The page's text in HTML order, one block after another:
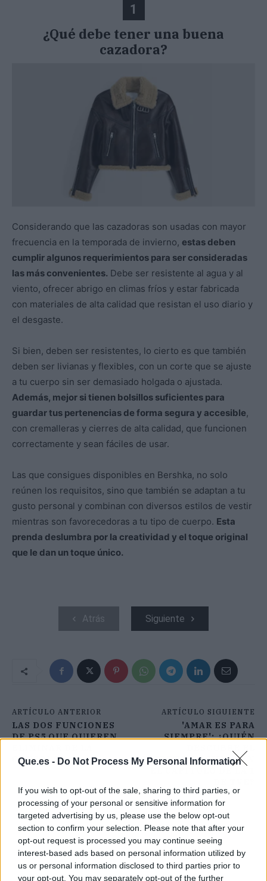
Que.es - Do Not Process My Personal Information
If you wish to opt-out of the sale, sharing to third parties, or
processing of your personal or sensitive information for
targeted advertising by us, please use the below opt-out
section to confirm your selection. Please note that after your
opt-out request is processed you may continue seeing
interest-based ads based on personal information utilized by
us or personal information disclosed to third parties prior to
your opt-out. You may separately opt-out of the further
1
¿Qué debe tener una buena
cazadora?
Considerando que las cazadoras son usadas con mayor
frecuencia en la temporada de invierno, estas deben
cumplir algunos requerimientos para ser consideradas
las más convenientes. Debe ser resistente al agua y al
viento, ofrecer abrigo en climas fríos y estar fabricada
con materiales de alta calidad que resistan el uso diario y
el desgaste.
Si bien, deben ser resistentes, lo cierto es que también
deben ser livianas y flexibles, con un corte que se ajuste
a tu cuerpo sin ser demasiado holgada o ajustada.
Además, mejor si tienen bolsillos suficientes para
guardar tus pertenencias de forma segura y accesible,
con cremalleras y cierres de alta calidad, que funcionen
correctamente y sean fáciles de usar.
Las que consigues disponibles en Bershka, no solo
reúnen los requisitos, sino que también se adaptan a tu
gusto personal y combinan con diversos estilos de vestir
mientras son favorecedoras a tu tipo de cuerpo. Esta
prenda deslumbra por la creatividad y el toque original
que le dan un toque único.
Atrás Siguiente
ARTÍCULO ANTERIOR
LAS DOS FUNCIONES
DE PS5 QUE QUIEREN
CONSOLA
ARTÍCULO SIGUIENTE
'AMAR ES PARA
SIEMPRE': ¿QUIÉN
SECRETO DE SILVIA EN